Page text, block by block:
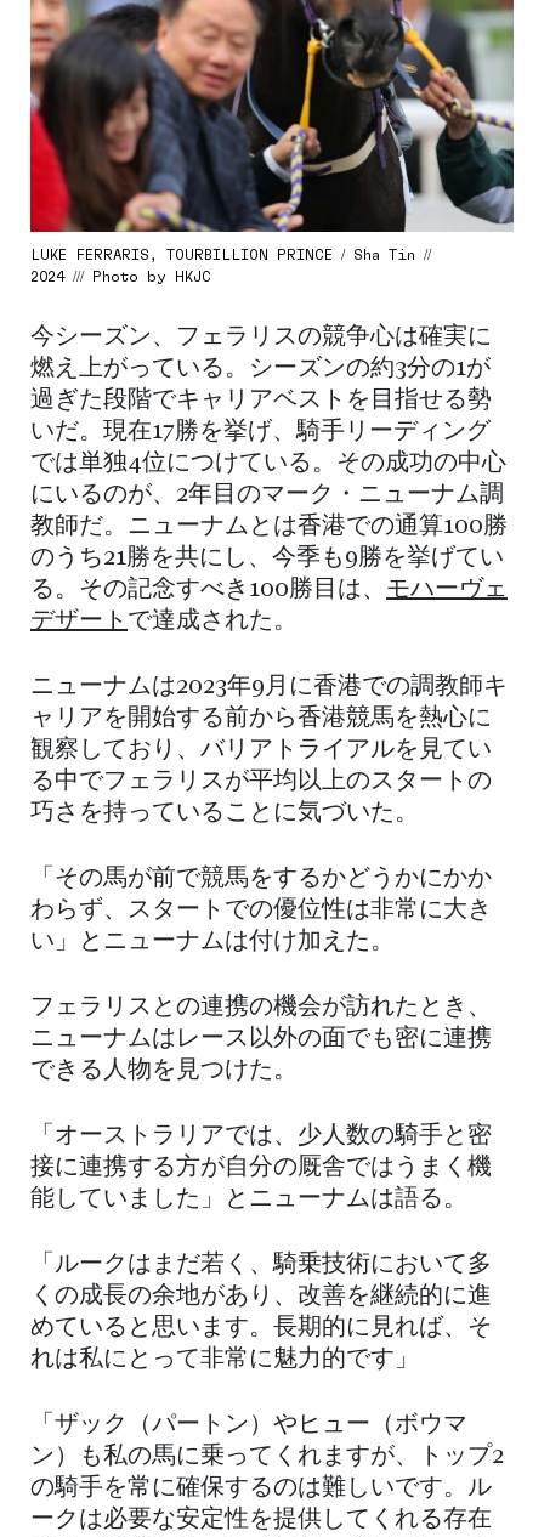
LUKE FERRARIS, TOURBILLION PRINCE / Sha Tin //
2024 /// Photo by HKJC
今シーズン、フェラリスの競争心は確実に
燃え上がっている。シーズンの約3分の1が
過ぎた段階でキャリアベストを目指せる勢
いだ。現在17勝を挙げ、騎手リーディング
では単独4位につけている。その成功の中心
にいるのが、2年目のマーク・ニューナム調
教師だ。ニューナムとは香港での通算100勝
のうち21勝を共にし、今季も9勝を挙げてい
る。その記念すべき100勝目は、 モハーヴェ
デザート で達成された。
ニューナムは2023年9月に香港での調教師キ
ャリアを開始する前から香港競馬を熱心に
観察しており、バリアトライアルを見てい
る中でフェラリスが平均以上のスタートの
巧さを持っていることに気づいた。
「その馬が前で競馬をするかどうかにかか
わらず、スタートでの優位性は非常に大き
い」とニューナムは付け加えた。
フェラリスとの連携の機会が訪れたとき、
ニューナムはレース以外の面でも密に連携
できる人物を見つけた。
「オーストラリアでは、少人数の騎手と密
接に連携する方が自分の厩舎ではうまく機
能していました」とニューナムは語る。
「ルークはまだ若く、騎乗技術において多
くの成長の余地があり、改善を継続的に進
めていると思います。長期的に見れば、そ
れは私にとって非常に魅力的です」
「ザック（パートン）やヒュー（ボウマ
ン）も私の馬に乗ってくれますが、トップ2
の騎手を常に確保するのは難しいです。ル
ークは必要な安定性を提供してくれる存在